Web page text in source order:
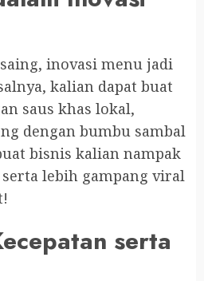
inovasi menu jadi
kalian dapat buat
saus khas lokal,
dengan bumbu sambal
bisnis kalian nampak
lebih gampang viral
serta